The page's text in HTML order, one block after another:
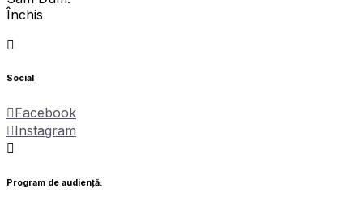
Închis
Social
Facebook
Instagram
Program de audiență: